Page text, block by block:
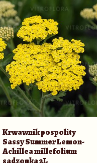
Krwawnik pospolity
Sassy Summer Lemon-
Achillea millefolium